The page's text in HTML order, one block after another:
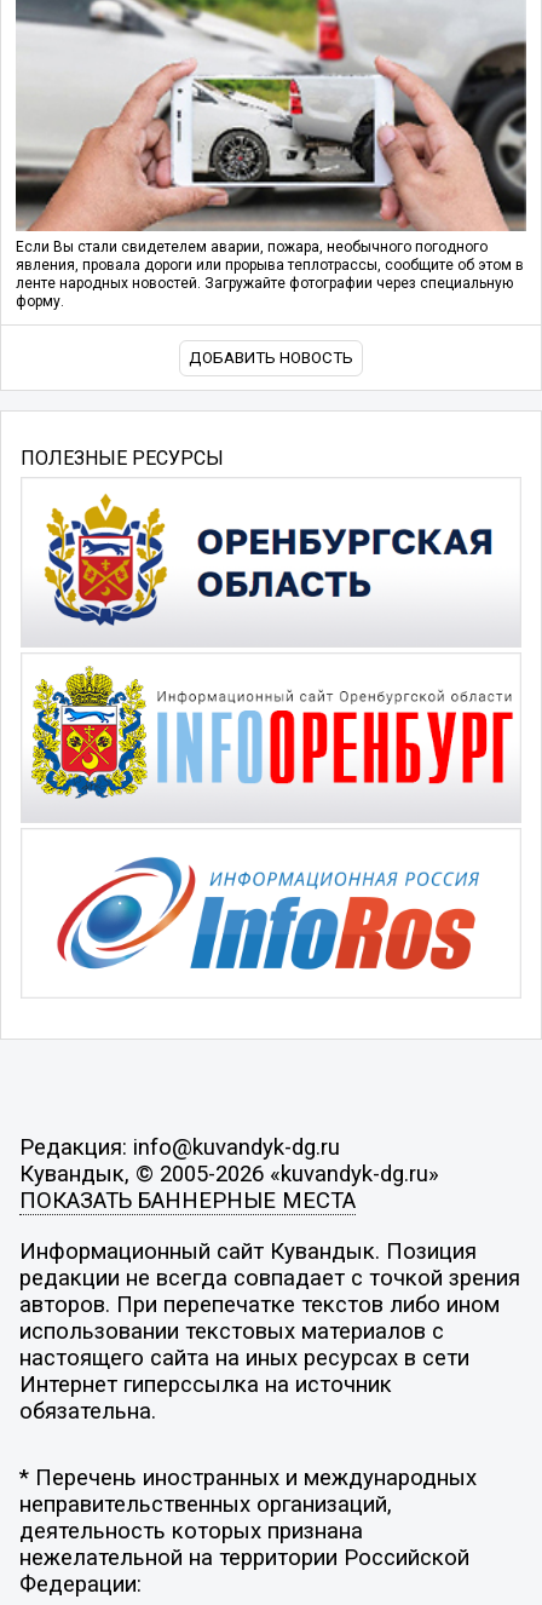
Если Вы стали свидетелем аварии, пожара, необычного погодного
явления, провала дороги или прорыва теплотрассы, сообщите об этом в
ленте народных новостей. Загружайте фотографии через специальную
форму.
ДОБАВИТЬ НОВОСТЬ
ПОЛЕЗНЫЕ РЕСУРСЫ
Редакция: info@kuvandyk-dg.ru
Кувандык, © 2005-2026 «kuvandyk-dg.ru»
ПОКАЗАТЬ БАННЕРНЫЕ МЕСТА
Информационный сайт Кувандык. Позиция
редакции не всегда совпадает с точкой зрения
авторов. При перепечатке текстов либо ином
использовании текстовых материалов с
настоящего сайта на иных ресурсах в сети
Интернет гиперссылка на источник
обязательна.
* Перечень иностранных и международных
неправительственных организаций,
деятельность которых признана
нежелательной на территории Российской
Федерации: